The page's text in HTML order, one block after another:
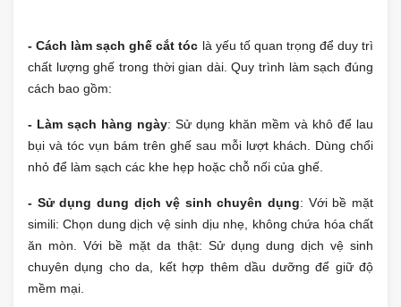
- Cách làm sạch ghế cắt tóc là yếu tố quan trọng để duy trì
chất lượng ghế trong thời gian dài. Quy trình làm sạch đúng
cách bao gồm:
- Làm sạch hàng ngày: Sử dụng khăn mềm và khô để lau
bụi và tóc vụn bám trên ghế sau mỗi lượt khách. Dùng chổi
nhỏ để làm sạch các khe hẹp hoặc chỗ nối của ghế.
- Sử dụng dung dịch vệ sinh chuyên dụng: Với bề mặt
simili: Chọn dung dịch vệ sinh dịu nhẹ, không chứa hóa chất
ăn mòn. Với bề mặt da thật: Sử dụng dung dịch vệ sinh
chuyên dụng cho da, kết hợp thêm dầu dưỡng để giữ độ
mềm mại.